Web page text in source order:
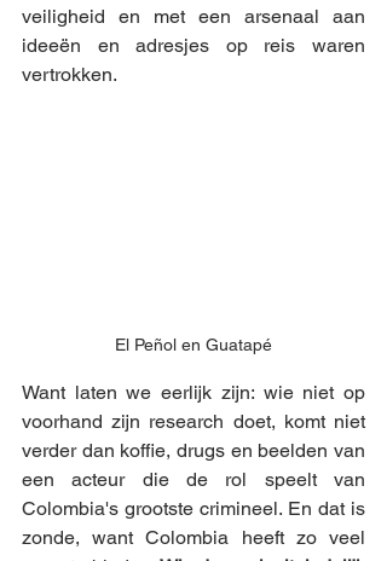
veiligheid en met een arsenaal aan
ideeën en adresjes op reis waren
vertrokken.
El Peñol en Guatapé
Want laten we eerlijk zijn: wie niet op
voorhand zijn research doet, komt niet
verder dan koffie, drugs en beelden van
een acteur die de rol speelt van
Colombia's grootste crimineel. En dat is
zonde, want Colombia heeft zo veel